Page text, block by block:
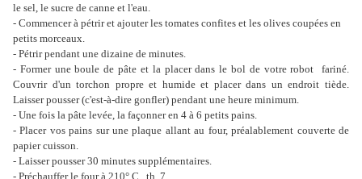
le sel, le sucre de canne et l'eau.
- Commencer à pétrir et ajouter les tomates confites et les olives coupées en
petits morceaux.
- Pétrir pendant une dizaine de minutes.
- Former une boule de pâte et la placer dans le bol de votre robot fariné.
Couvrir d'un torchon propre et humide et placer dans un endroit tiède.
Laisser pousser (c'est-à-dire gonfler) pendant une heure minimum.
- Une fois la pâte levée, la façonner en 4 à 6 petits pains.
- Placer vos pains sur une plaque allant au four, préalablement couverte de
papier cuisson.
- Laisser pousser 30 minutes supplémentaires.
- Préchauffer le four à 210° C., th. 7.